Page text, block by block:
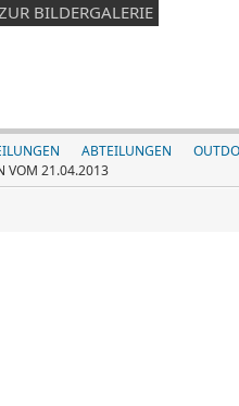
BILDERGALERIE
ABTEILUNGEN
VOM 21.04.2013